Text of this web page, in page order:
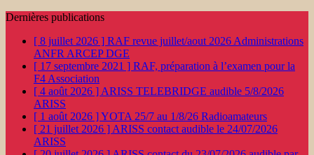
Dernières publications
[ 8 juillet 2026 ] RAF revue juillet/aout 2026 Administrations
ANFR ARCEP DGE
[ 17 septembre 2021 ] RAF, préparation à l’examen pour la
F4 Association
[ 4 août 2026 ] ARISS TELEBRIDGE audible 5/8/2026
ARISS
[ 1 août 2026 ]YOTA 25/7 au 1/8/26 Radioamateurs
[ 21 juillet 2026 ] ARISS contact audible le 24/07/2026
ARISS